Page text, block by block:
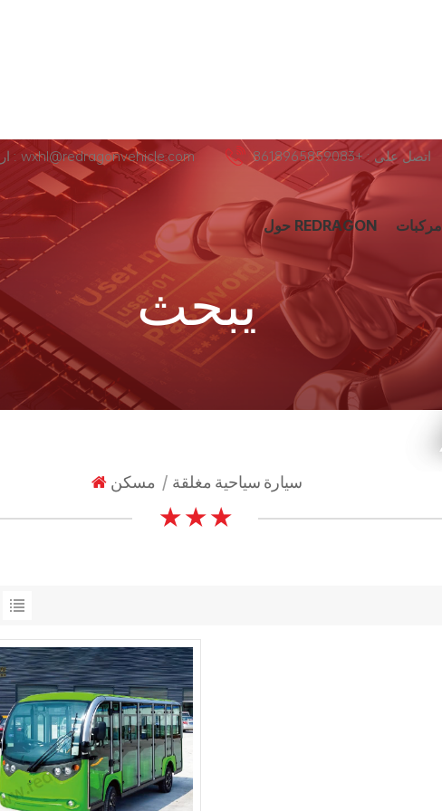
ارسل لنا عبر البريد الإلكتروني : wxhl@redragonvehicle.com اتصل على : +8618965859083
حول REDRAGON مركبات
يبحث
مسكن | سيارة سياحية مغلقة
★ ★ ★